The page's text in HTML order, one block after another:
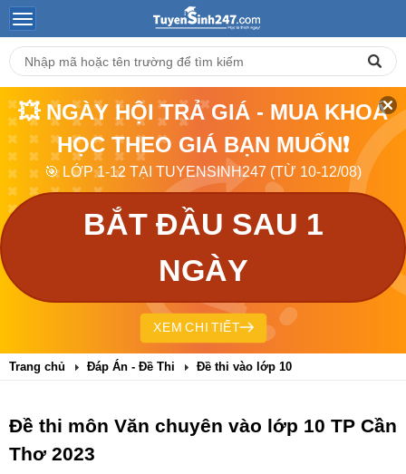
💥 NGÀY HỘI TRẢ GIÁ - MUA KHOÁ
HỌC THEO GIÁ BẠN MUỐN❗
🎯 LỚP 1-12 TẠI TUYENSINH247 (TỪ 10-12/08)
BẮT ĐẦU SAU 1
NGÀY
XEM CHI TIẾT
Trang chủ Đáp Án - Đề Thi Đề thi vào lớp 10
Đề thi môn Văn chuyên vào lớp 10 TP Cần
Thơ 2023